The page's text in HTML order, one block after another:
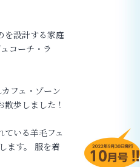
を設計する家庭
コーチ・ラ
フェ・ゾーン
歩しました！
ている羊毛フェ
ます。 服を着